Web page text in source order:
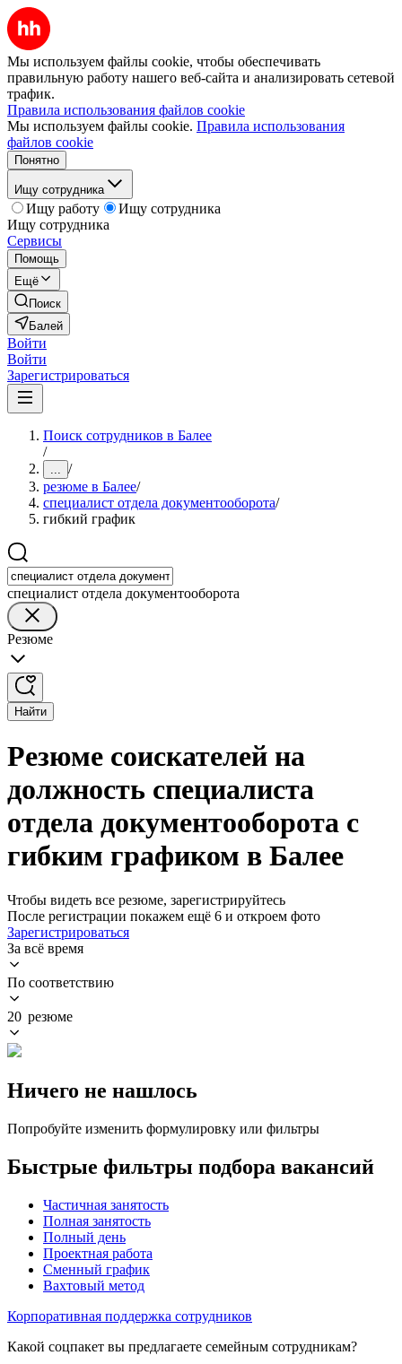
Мы используем файлы cookie, чтобы обеспечивать
правильную работу нашего веб-сайта и анализировать сетевой
трафик.
Правила использования файлов cookie
Мы используем файлы cookie. Правила использования
файлов cookie
Понятно
Ищу сотрудника
Ищу работу
Ищу сотрудника
Ищу сотрудника
Сервисы
Помощь
Ещё
Поиск
Балей
Войти
Войти
Зарегистрироваться
Поиск сотрудников в Балее
/
... /
резюме в Балее/
специалист отдела документооборота/
гибкий график
специалист отдела документооборота
Резюме
Найти
Резюме соискателей на
должность специалиста
отдела документооборота с
гибким графиком в Балее
Чтобы видеть все резюме, зарегистрируйтесь
После регистрации покажем ещё 6 и откроем фото
Зарегистрироваться
За всё время
По соответствию
20 резюме
Ничего не нашлось
Попробуйте изменить формулировку или фильтры
Быстрые фильтры подбора вакансий
Частичная занятость
Полная занятость
Полный день
Проектная работа
Сменный график
Вахтовый метод
Корпоративная поддержка сотрудников
Какой соцпакет вы предлагаете семейным сотрудникам?